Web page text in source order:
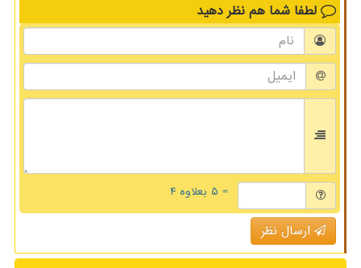
لطفا شما هم نظر دهید
= ۵ بعلاوه ۴
ارسال نظر